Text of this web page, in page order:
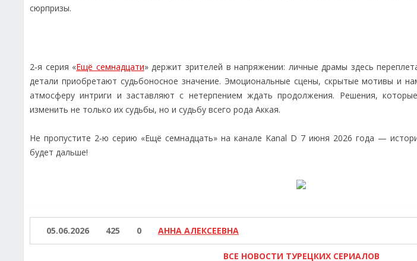
сюрпризы.
2‑я серия «Ещё семнадцати» держит зрителей в напряжении: личные драмы здесь
детали приобретают судьбоносное значение. Эмоциональные сцены, скрытые мотивы и
атмосферу интриги и заставляют с нетерпением ждать продолжения. Решения,
изменить не только их судьбы, но и судьбу всего рода Аккая.
Не пропустите 2‑ю серию «Ещё семнадцать» на канале Kanal D 7 июня 2026 года —
будет дальше!
05.06.2026 425 0 АННА АЛЕКСЕЕВНА
ВСЕ НОВОСТИ ТУРЕЦКИХ СЕРИАЛОВ